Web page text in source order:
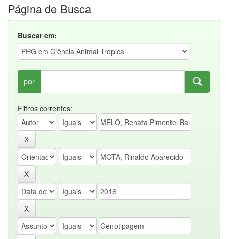
Página de Busca
Buscar em:
por
Filtros correntes: